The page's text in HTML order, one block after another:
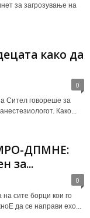
за загрозување на
како да
0
Сител говореше за
Како...
ДПМНЕ:
за...
0
сите борци кои го
да се направи ехо...